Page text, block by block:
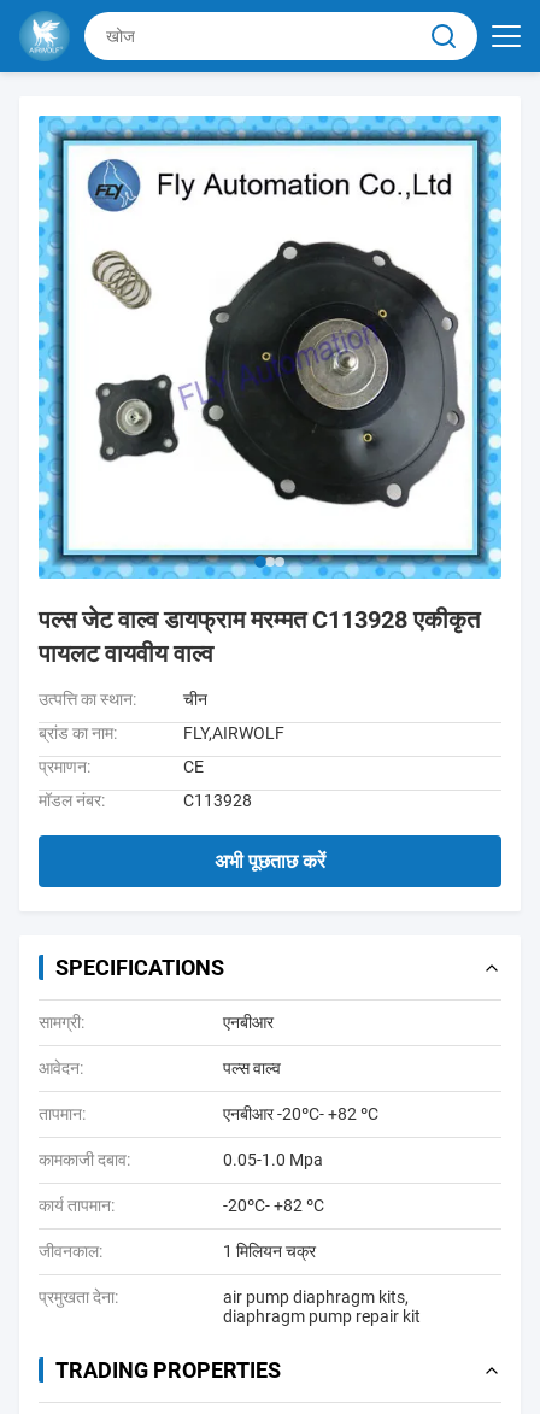
पल्स जेट वाल्व डायफ्राम मरम्मत C113928 एकीकृत
पायलट वायवीय वाल्व
उत्पत्ति का स्थान:
चीन
ब्रांड का नाम:
FLY,AIRWOLF
प्रमाणन:
CE
मॉडल नंबर:
C113928
अभी पूछताछ करें
SPECIFICATIONS
सामग्री: एनबीआर
आवेदन: पल्स वाल्व
तापमान: एनबीआर -20ºC- +82 ºC
कामकाजी दबाव: 0.05-1.0 Mpa
कार्य तापमान: -20ºC- +82 ºC
जीवनकाल: 1 मिलियन चक्र
प्रमुखता देना: air pump diaphragm kits,
diaphragm pump repair kit
TRADING PROPERTIES